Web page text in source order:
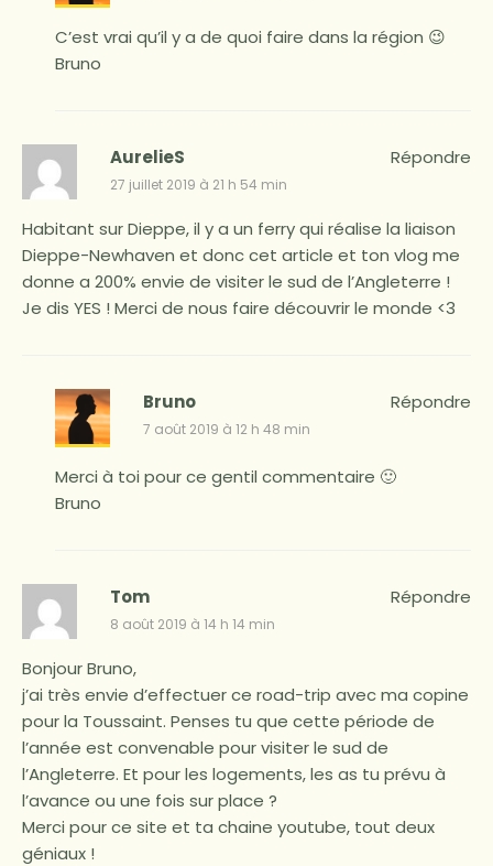
C’est vrai qu’il y a de quoi faire dans la région 😉
Bruno
AurelieS
27 juillet 2019 à 21 h 54 min
Habitant sur Dieppe, il y a un ferry qui réalise la liaison
Dieppe-Newhaven et donc cet article et ton vlog me
donne a 200% envie de visiter le sud de l’Angleterre !
Je dis YES ! Merci de nous faire découvrir le monde <3
Répondre
Bruno
7 août 2019 à 12 h 48 min
Merci à toi pour ce gentil commentaire 🙂
Bruno
Répondre
Tom
8 août 2019 à 14 h 14 min
Bonjour Bruno,
j’ai très envie d’effectuer ce road-trip avec ma copine
pour la Toussaint. Penses tu que cette période de
l’année est convenable pour visiter le sud de
l’Angleterre. Et pour les logements, les as tu prévu à
l’avance ou une fois sur place ?
Merci pour ce site et ta chaine youtube, tout deux
géniaux !
Répondre